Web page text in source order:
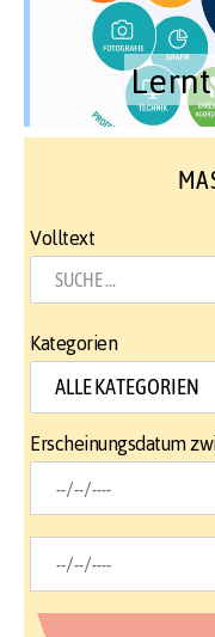
Volltext
Kategorien
Erscheinungsdatum